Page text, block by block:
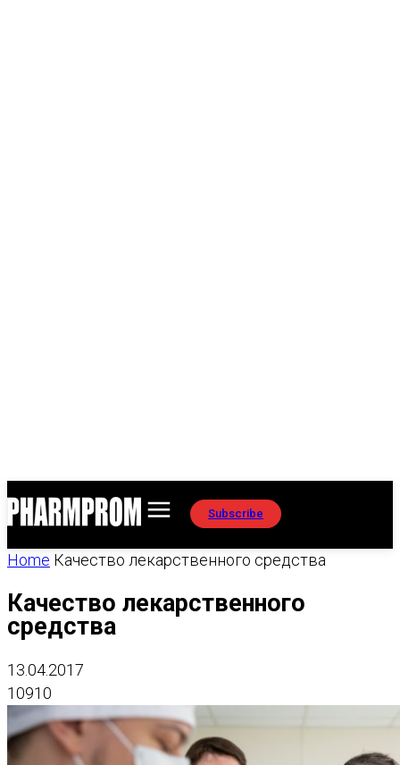
Subscribe
Home Качество лекарственного средства
Качество лекарственного
средства
13.04.2017
10910